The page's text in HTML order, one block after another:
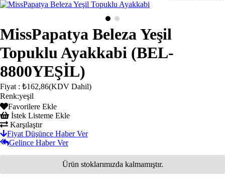
MissPapatya Beleza Yeşil
Topuklu Ayakkabi (BEL-
8800YEŞİL)
Fiyat : ₺162,86(KDV Dahil)
Renk:yeşil
Favorilere Ekle
İstek Listeme Ekle
Karşılaştır
Fiyat Düşünce Haber Ver
Gelince Haber Ver
Ürün stoklarımızda kalmamıştır.